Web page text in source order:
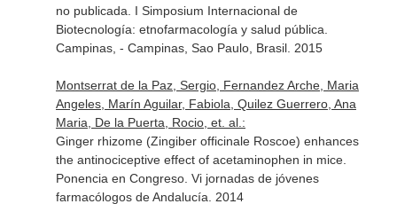
no publicada. I Simposium Internacional de
Biotecnología: etnofarmacología y salud pública.
Campinas, - Campinas, Sao Paulo, Brasil. 2015
Montserrat de la Paz, Sergio, Fernandez Arche, Maria
Angeles, Marín Aguilar, Fabiola, Quilez Guerrero, Ana
Maria, De la Puerta, Rocio, et. al.:
Ginger rhizome (Zingiber officinale Roscoe) enhances
the antinociceptive effect of acetaminophen in mice.
Ponencia en Congreso. Vi jornadas de jóvenes
farmacólogos de Andalucía. 2014